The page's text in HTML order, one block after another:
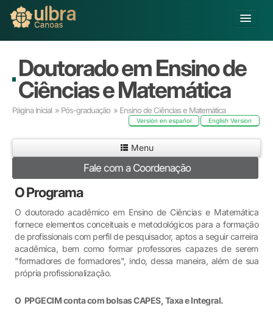
Buscar
Já sou Aluno
Matricule-se
Educação a Distância
Pós-graduação
Pesquisa
Extensão
Infraestrutura e Serviços
Inovação
Sobre a ULBRA
Doutorado em Ensino de
Ciências e Matemática
Página Inicial » Pós-graduação » Ensino de Ciências e Matemática
English Version
Versión en español
Menu
Fale com a Coordenação
O Programa
O doutorado acadêmico em Ensino de Ciências e Matemática
fornece elementos conceituais e metodológicos para a formação
de profissionais com perfil de pesquisador, aptos a seguir carreira
acadêmica, bem como formar professores capazes de serem
"formadores de formadores", indo, dessa maneira, além de sua
própria profissionalização.
O PPGECIM conta com bolsas CAPES, Taxa e Integral.